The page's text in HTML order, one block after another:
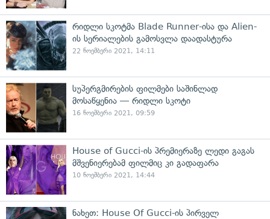
რიდლი სკოტმა Blade Runner-ისა და Alien-
ის სერიალების გამოსვლა დაადასტურა
22 ნოემბერი 2021, 14:11
სუპერგმირების ფილმები საშინლად
მოსაწყენია — რიდლი სკოტი
16 ნოემბერი 2021, 09:59
House of Gucci-ის პრემიერაზე ლედი გაგას
მშვენიერებამ ფილმიც კი გადაფარა
10 ნოემბერი 2021, 14:44
ნახეთ: House Of Gucci-ის პირველ